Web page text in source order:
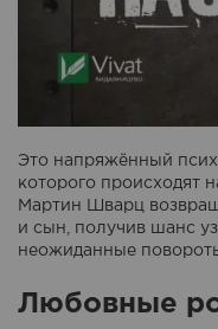
Это напряжённый
которого происходят
Мартин Шварц
и сын, получив шанс
неожиданные
Любовные